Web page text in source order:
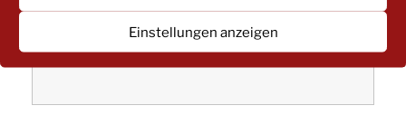
Einstellungen anzeigen
IN WELCHER KITA IST IHR KIND?